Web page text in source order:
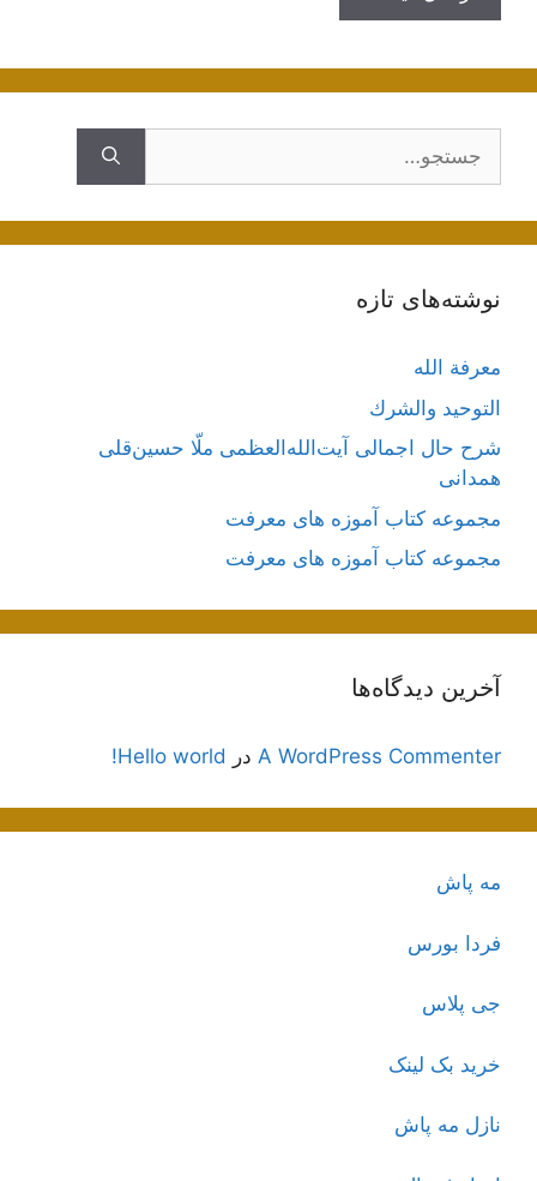
نوشته‌های تازه
معرفة الله
التوحيد والشرك
شرح حال اجمالی آیت‌الله‌العظمی ملّا حسین‌قلی
همدانی
مجموعه کتاب آموزه های معرفت
مجموعه کتاب آموزه های معرفت
آخرین دیدگاه‌ها
A WordPress Commenter در Hello world!
مه پاش
فردا بورس
جی پلاس
خرید بک لینک
نازل مه پاش